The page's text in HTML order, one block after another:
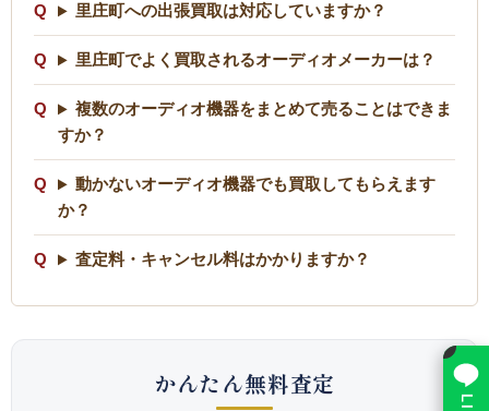
里庄町への出張買取は対応していますか？
里庄町でよく買取されるオーディオメーカーは？
複数のオーディオ機器をまとめて売ることはできま
すか？
動かないオーディオ機器でも買取してもらえます
か？
査定料・キャンセル料はかかりますか？
かんたん無料査定
×